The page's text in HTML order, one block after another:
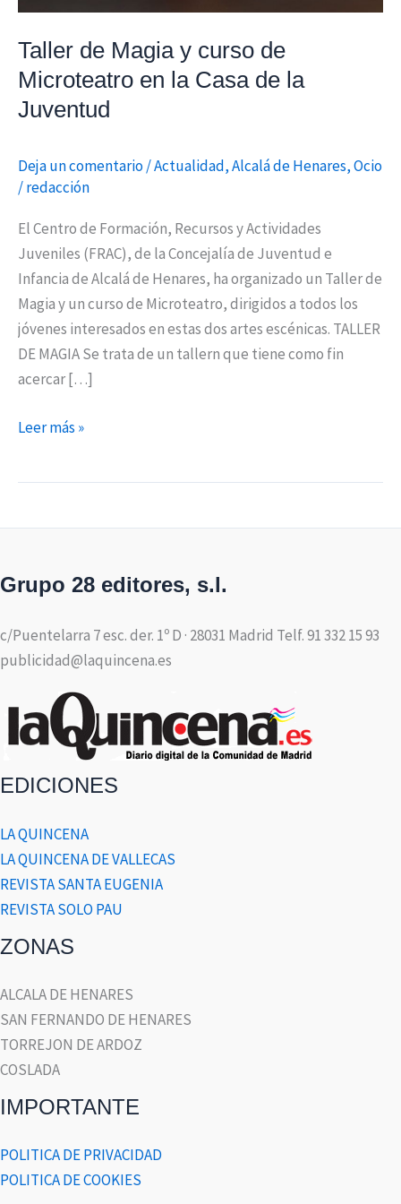
Taller de Magia y curso de
Microteatro en la Casa de la
Juventud
Deja un comentario/Actualidad,Alcalá de Henares,Ocio
/redacción
El Centro de Formación, Recursos y Actividades
Juveniles (FRAC), de la Concejalía de Juventud e
Infancia de Alcalá de Henares, ha organizado un Taller de
Magia y un curso de Microteatro, dirigidos a todos los
jóvenes interesados en estas dos artes escénicas. TALLER
DE MAGIA Se trata de un tallern que tiene como fin
acercar […]
Casa
de
Juventud
Leer más »
Grupo 28 editores, s.l.
c/Puentelarra 7 esc. der. 1º D · 28031 Madrid Telf. 91 332 15 93
publicidad@laquincena.es
EDICIONES
LA QUINCENA
LA QUINCENA DE VALLECAS
REVISTA SANTA EUGENIA
REVISTA SOLO PAU
ZONAS
ALCALA DE HENARES
SAN FERNANDO DE HENARES
TORREJON DE ARDOZ
COSLADA
IMPORTANTE
POLITICA DE PRIVACIDAD
POLITICA DE COOKIES